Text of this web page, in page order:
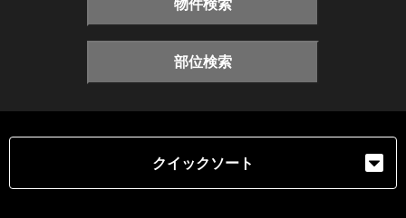
部位検索
クイックソート